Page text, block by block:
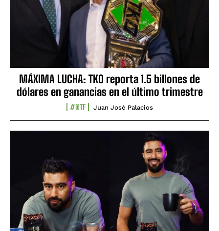
MÁXIMA LUCHA: TKO reporta 1.5 billones de
dólares en ganancias en el último trimestre
#NTF Juan José Palacios